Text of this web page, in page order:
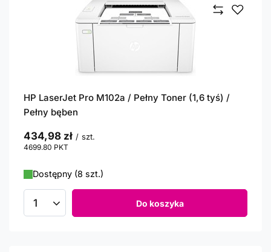
HP LaserJet Pro M102a / Pełny Toner (1,6 tyś) /
Pełny bęben
434,98 zł / szt.
4699.80 PKT
Dostępny (8 szt.)
Ilość produktów Do koszyka